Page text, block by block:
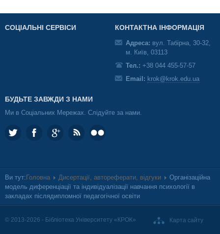
СОЦІАЛЬНІ СЕРВІСИ КОНТАКТНА ІНФОРМАЦІЯ
Адреса: вул. Табірна, 30-32,
м. Київ, 03113
Тел.: +38 044 455-57-57
Email: krok@krok.edu.ua
БУДЬТЕ ЗАВЖДИ З НАМИ
Ми в Соціальних Мережах. Слідуйте за нами.
Ви тут: Головна Дисертації, автореферати, відгуки
Організаційна
модель диференціації та індивідуалізації навчання психології в
закладах післядипломної педагогічної освіти
© 2013-2026 - Бібліотека Університету «КРОК» Карта сайту